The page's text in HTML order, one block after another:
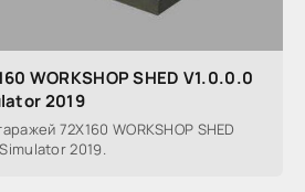
WORKSHOP SHED V1.0.0.0
2019
72X160 WORKSHOP SHED
2019.